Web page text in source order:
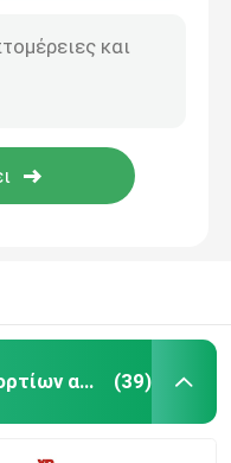
Διακόπτης σπασιμάτων φορτίων αέρα (39)